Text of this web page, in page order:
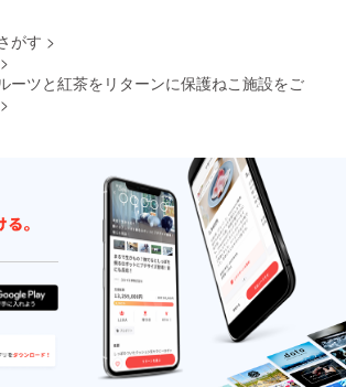
閉
袋に
います
原産
国：日
本 産
地：岡
山産 保
存料、
着色料
などの
添加
物、砂
糖など
一切不
産して
いま
光、高
温多湿
を避け
保存し
てくだ
さい。
開封後
はなる
べくお
早めに
お召し
上がり
くださ
がす >
>
ーツと紅茶をリターンに保護ねこ施設をご
>